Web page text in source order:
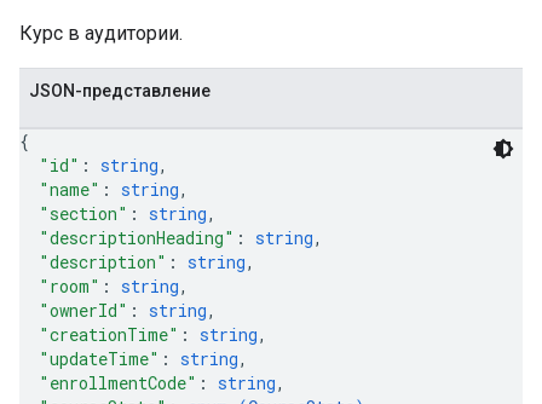
Курс в аудитории.
JSON-представление
{
"id" : string,
"name" : string,
"section" : string,
"descriptionHeading" : string,
"description" : string,
"room" : string,
"ownerId" : string,
"creationTime" : string,
"updateTime" : string,
"enrollmentCode" : string,